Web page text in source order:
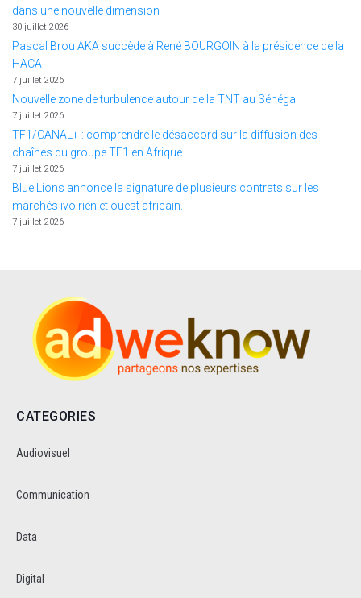
dans une nouvelle dimension
30 juillet 2026
Pascal Brou AKA succède à René BOURGOIN à la présidence de la
HACA
7 juillet 2026
Nouvelle zone de turbulence autour de la TNT au Sénégal
7 juillet 2026
TF1/CANAL+ : comprendre le désaccord sur la diffusion des
chaînes du groupe TF1 en Afrique
7 juillet 2026
Blue Lions annonce la signature de plusieurs contrats sur les
marchés ivoirien et ouest africain.
7 juillet 2026
CATEGORIES
Audiovisuel
Communication
Data
Digital